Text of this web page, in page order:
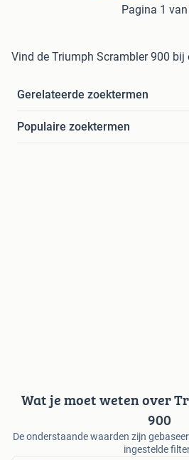
Pagina 1
Vind de Triumph Scrambler 900 bij
Gerelateerde zoektermen
Populaire zoektermen
Wat je moet weten over
900
De onderstaande waarden zijn
ingestelde